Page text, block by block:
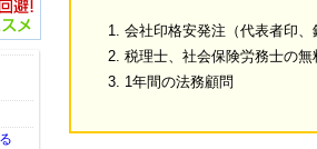
会社印格安発注（代表者印
税理士、社会保険労務士の無
1年間の法務顧問